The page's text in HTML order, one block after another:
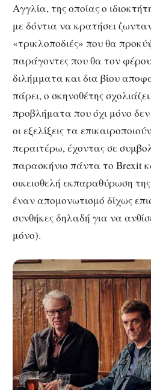
Αγγλία, της οποίας ο
με δόντια να κρατήσει
«τρικλοποδιές» που θα
παράγοντες που θα τον
διλήμματα και δια βίου
πάρει, ο σκηνοθέτης
προβλήματα που όχι μόνο
οι εξελίξεις τα
περαιτέρω, έχοντας σε
παρασκήνιο πάντα το Brexit
οικειοθελή εκπαραθύρωση
έναν απομονωτισμό δίχως
συνθήκες δηλαδή για να
μόνο).